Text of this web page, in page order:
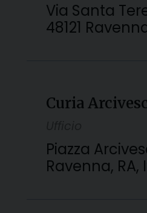
Via Santa
48121
Curia
Piazza
Ravenna, RA,